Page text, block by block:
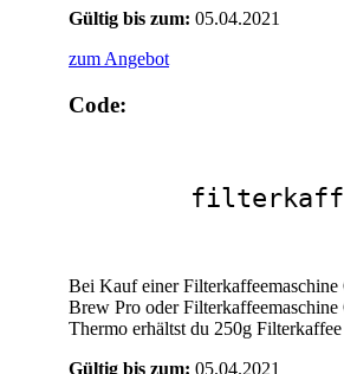
Gültig bis zum: 05.04.2021
zum Angebot
Code:
Bei Kauf einer Filterkaffeemaschine
Brew Pro oder
Thermo erhältst du 250g
Gültig bis zum: 05.04.2021